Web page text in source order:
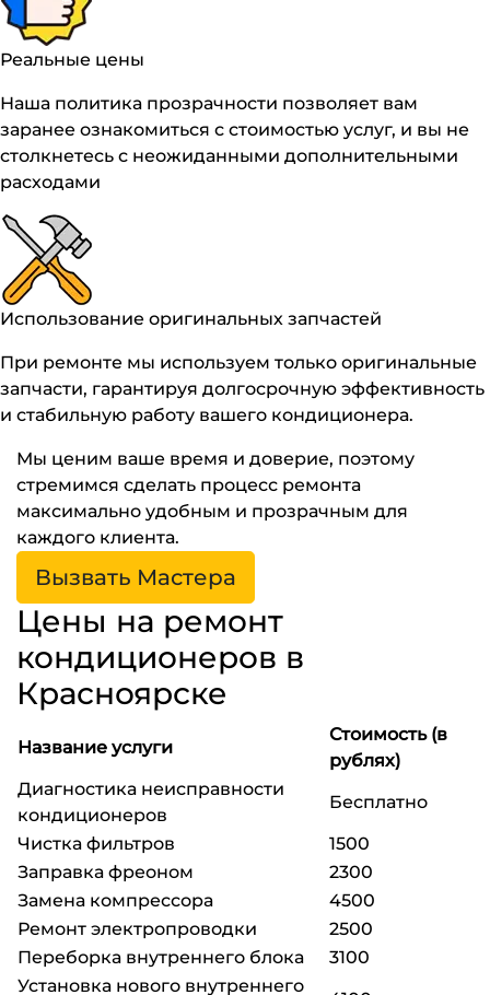
Реальные цены
Наша политика прозрачности позволяет вам
заранее ознакомиться с стоимостью услуг, и вы не
столкнетесь с неожиданными дополнительными
расходами
Использование оригинальных запчастей
При ремонте мы используем только оригинальные
запчасти, гарантируя долгосрочную эффективность
и стабильную работу вашего кондиционера.
Мы ценим ваше время и доверие, поэтому
стремимся сделать процесс ремонта
максимально удобным и прозрачным для
каждого клиента.
Вызвать Мастера
Цены на ремонт
кондиционеров в
Красноярске
Название услуги
Стоимость (в
рублях)
Диагностика неисправности
кондиционеров
Бесплатно
Чистка фильтров
1500
Заправка фреоном
2300
Замена компрессора
4500
Ремонт электропроводки
2500
Переборка внутреннего блока
3100
Установка нового внутреннего